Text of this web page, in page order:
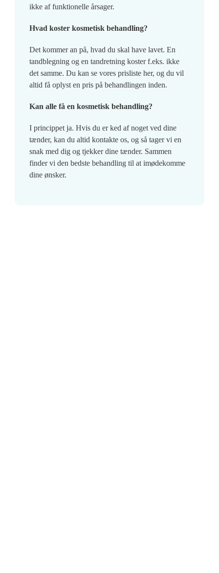
ikke af funktionelle årsager.
Hvad koster kosmetisk behandling?
Det kommer an på, hvad du skal have lavet. En
tandblegning og en tandretning koster f.eks. ikke
det samme. Du kan se vores prisliste her, og du vil
altid få oplyst en pris på behandlingen inden.
Kan alle få en kosmetisk behandling?
I princippet ja. Hvis du er ked af noget ved dine
tænder, kan du altid kontakte os, og så tager vi en
snak med dig og tjekker dine tænder. Sammen
finder vi den bedste behandling til at imødekomme
dine ønsker.